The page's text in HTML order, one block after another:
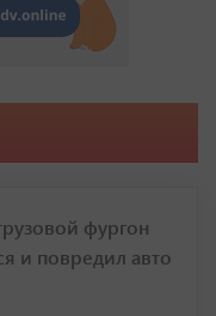
фургон
и повредил авто